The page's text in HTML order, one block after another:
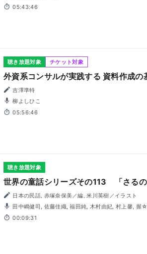
05:43:46
聴き放題対象 チケット対象
外資系コンサルが実践する 資料作成の
吉澤準特
柳よしひこ
05:56:46
聴き放題対象
世界の童話シリーズその113 「さるの
日本の民話, 赤塚奈保美／編, 米川英樹／イラスト
田中嶋健司, 佐藤佳織, 福田純, 木村由妃, 村上馨, 握
00:09:31